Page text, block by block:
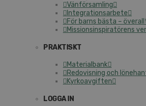
Vänförsamling
Integrationsarbete
För barns bästa –
Missionsinspiratörens
PRAKTISKT
Materialbank
Redovisning och
Kyrkoavgiften
LOGGA IN